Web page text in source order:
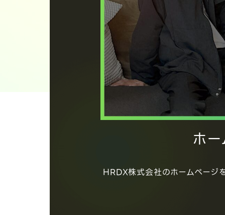
ホ
HRDX株式会社のホームページ